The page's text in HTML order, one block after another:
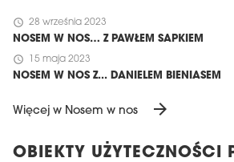
schedule 28 września 2023
NOSEM W NOS… Z PAWŁEM SAPKIEM
schedule 15 maja 2023
NOSEM W NOS Z... DANIELEM BIENIASEM
Więcej w Nosem w nos arrow_forward
OBIEKTY UŻYTECZNOŚCI